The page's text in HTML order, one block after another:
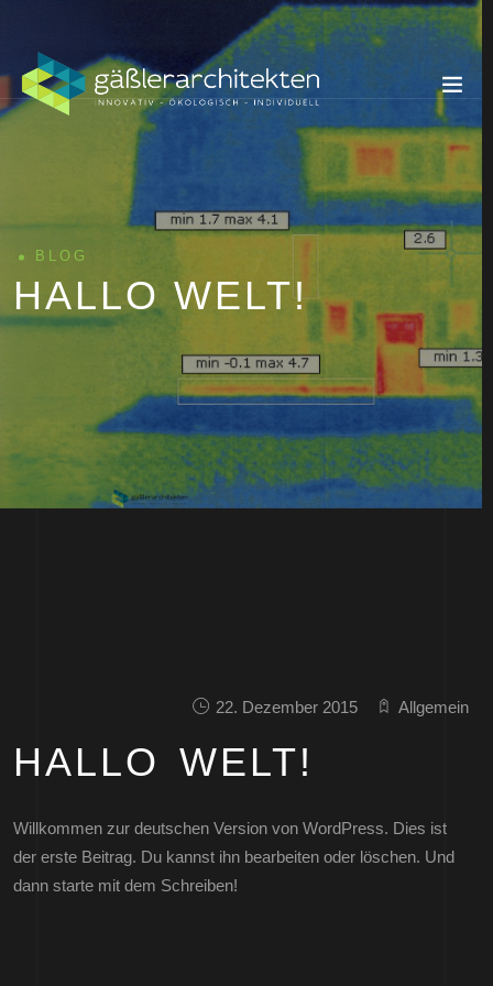
BLOG
HALLO WELT!
22. Dezember 2015 Allgemein
HALLO WELT!
Willkommen zur deutschen Version von WordPress. Dies ist
der erste Beitrag. Du kannst ihn bearbeiten oder löschen. Und
dann starte mit dem Schreiben!